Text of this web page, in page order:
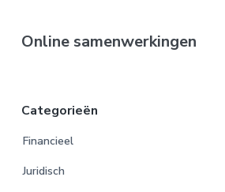
Online samenwerkingen
Categorieën
Financieel
Juridisch